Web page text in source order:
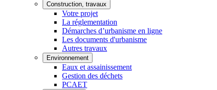
Construction, travaux
Votre projet
La réglementation
Démarches d’urbanisme en ligne
Les documents d'urbanisme
Autres travaux
Environnement
Eaux et assainissement
Gestion des déchets
PCAET